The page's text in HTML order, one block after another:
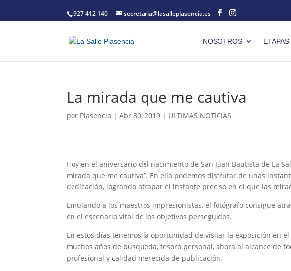
927 412 140 secretaria@lasalleplasencia.es
NOSOTROS ETAPAS
La mirada que me cautiva
por Plasencia |Abr 30, 2019 | ULTIMAS NOTICIAS
Hoy en el aniversario del nacimiento de San Juan Bautista de La
mirada que me cautiva”. En ella podemos disfrutar de unas
dedicación, logrando atrapar el instante preciso en el que las
Emulando a los maestros impresionistas, el fotógrafo consigue
en el escenario vital de los objetivos perseguidos.
En estos días tenemos la oportunidad de visitar la exposición en
muchos años de búsqueda, tesoro personal, ahora al alcance de
profesional y calidad merecida de publicación.